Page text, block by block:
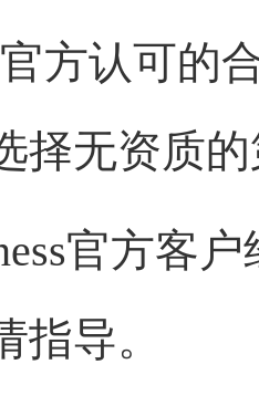
官方认可的
择无资质
官方客户
指导。